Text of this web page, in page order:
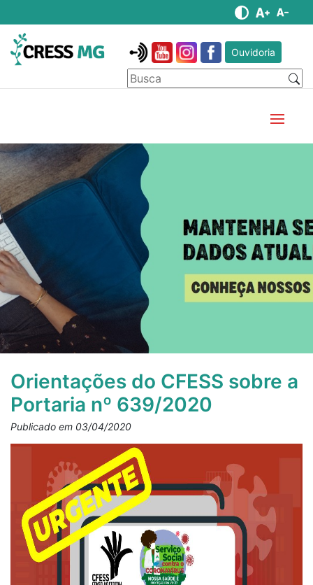
Ouvidoria
Orientações do CFESS sobre a
Portaria nº 639/2020
Publicado em 03/04/2020